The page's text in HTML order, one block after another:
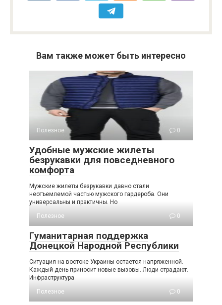
Вам также может быть интересно
Полезное 0
Удобные мужские жилеты
безрукавки для повседневного
комфорта
Мужские жилеты безрукавки давно стали
неотъемлемой частью мужского гардероба. Они
универсальны и практичны. Но
Полезное
0
Гуманитарная поддержка
Донецкой Народной Республики
Ситуация на востоке Украины остается напряженной.
Каждый день приносит новые вызовы. Люди страдают.
Инфраструктура
Полезное
0